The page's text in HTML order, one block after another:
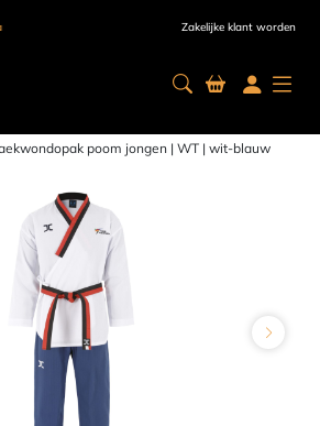
Zakelijke klant worden
poom jongen | WT | wit-blauw